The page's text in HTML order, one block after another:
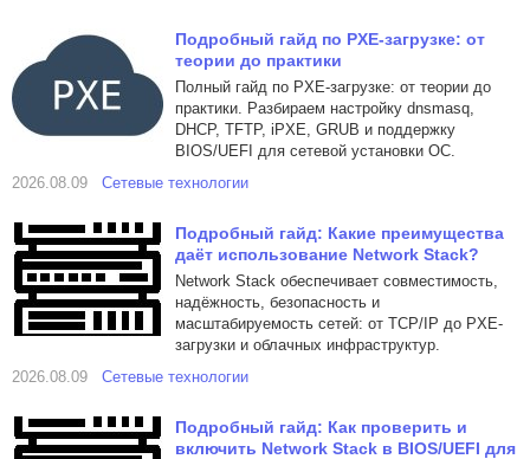
Подробный гайд по PXE-загрузке: от
теории до практики
Полный гайд по PXE-загрузке: от теории до
практики. Разбираем настройку dnsmasq,
DHCP, TFTP, iPXE, GRUB и поддержку
BIOS/UEFI для сетевой установки ОС.
2026.08.09
Сетевые технологии
Подробный гайд: Какие преимущества
даёт использование Network Stack?
Network Stack обеспечивает совместимость,
надёжность, безопасность и
масштабируемость сетей: от TCP/IP до PXE-
загрузки и облачных инфраструктур.
2026.08.09
Сетевые технологии
Подробный гайд: Как проверить и
включить Network Stack в BIOS/UEFI для